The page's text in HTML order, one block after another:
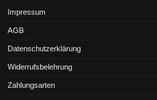
Impressum
AGB
Datenschutzerklärung
Widerrufsbelehrung
Zahlungsarten